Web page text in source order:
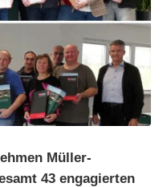
Müller-
43 engagierten